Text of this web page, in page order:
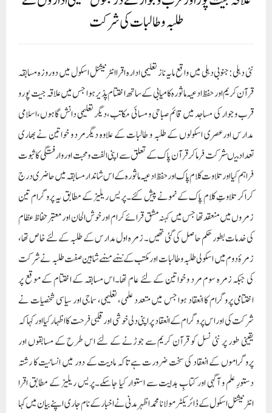
طلبہ و طالبات کی شرکت
نئی دہلی:جنوبی دہلی میں واقع مایہ ناز تعلیمی ادارہ اقرا انٹرنیشنل اسکول میں دو روزہ مسابقہ
قرآن کریم اور حفظ ادعیہ ماثورہ کامیابی کے ساتھ اختتام پذیرہوا جس میں علاقہ جیت پور و
قرب و جوار کی مساجد میں قائم صباحی و مسائی مکاتب،دیگر تعلیمی دانش گاہوں،اسلامی
مدارس اورعصری اسکولوں کے طلبہ و طالبات کے علاوہ دیگرمرد و خواتین نے بھاری
تعداد میںشرکت فرماکر قرآن پاک کے تعلق سے اپنی الفت و محبت اور وارفتگی کا ثبوت
فراہم کیا اور تلاوت کلام پاک اور حفظ ادعیہ ماثورہ کے اس شاندار مسابقہ میں حاضری درج
کراکر تلاوتِ کلام پاک کے نمونے پیش کئے۔پریس ریلیز کے مطابق یہ پروگرام تین
زمروں میں منعقد تھا جس میں کہنہ مشق قرائے کرام اورخوش الحان اور معتبر حفاظ عظام
کی خدمات بطور حکم حاصل کی گئی تھیں۔ زمرہ اول مدارس کے طلبہ کے لئے خاص تھا،
زمرۂ دوم میں اسکولی طلبہ و طالبات اور مکتب کے ننہے منہے شاہین صفت طلبہ نے شرکت
کی جبکہ زمرہ سوم مرد و خواتین کے لئے عام تھا۔اس مسابقہ کے اختتام کے موقع پر
اختتامی پروگرام کا انعقاد ہوا جس میں متعدد علمی، تعلیمی، سماجی اور سیاسی شخصیات نے
شرکت کی اوراس پروگرام کے انعقاد پر اپنی دلی خوشی اور قلبی فرحت کا اظہار کیا اور کہا کہ
یقینی طور پر نئی نسل کو قرآن کریم سے جوڑنے کے لئے اس طرح کے مسابقوں اور
پروگراموں کے انعقاد کی سخت ضرورت ہے تاکہ مادیت کے دور میں انسانیت کا رشتہ
دستورِ علم و آگہی اور کتابِ ہدایت سے استوار کیا جاسکے۔پریس ریلیز کے مطابق اقرا
انٹرنیشنل اسکول کے ڈائریکٹر مولانا محمد اظہر مدنی نے اخبار کے نام جاری اپنے بیان میں کہا